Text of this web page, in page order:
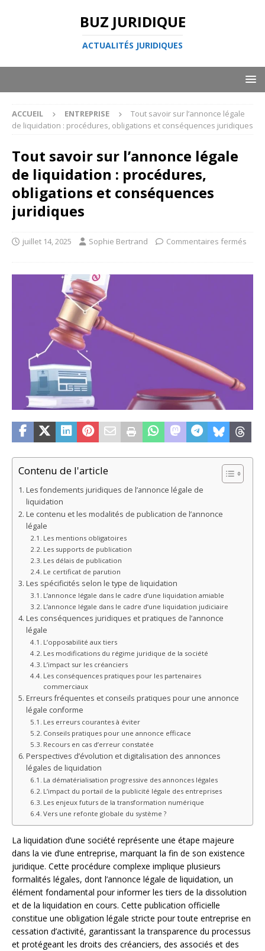
BUZ JURIDIQUE
ACTUALITÉS JURIDIQUES
ACCUEIL ENTREPRISE
Tout savoir sur l’annonce légale
de liquidation : procédures, obligations et conséquences juridiques
Tout savoir sur l’annonce légale
de liquidation : procédures,
obligations et conséquences
juridiques
juillet 14, 2025 Sophie Bertrand Commentaires fermés
Contenu de l'article
Les fondements juridiques de l’annonce légale de
liquidation
Le contenu et les modalités de publication de l’annonce
légale
Les mentions obligatoires
Les supports de publication
Les délais de publication
Le certificat de parution
Les spécificités selon le type de liquidation
L’annonce légale dans le cadre d’une liquidation amiable
L’annonce légale dans le cadre d’une liquidation judiciaire
Les conséquences juridiques et pratiques de l’annonce
légale
L’opposabilité aux tiers
Les modifications du régime juridique de la société
L’impact sur les créanciers
Les conséquences pratiques pour les partenaires
commerciaux
Erreurs fréquentes et conseils pratiques pour une annonce
légale conforme
Les erreurs courantes à éviter
Conseils pratiques pour une annonce efficace
Recours en cas d’erreur constatée
Perspectives d’évolution et digitalisation des annonces
légales de liquidation
La dématérialisation progressive des annonces légales
L’impact du portail de la publicité légale des entreprises
Les enjeux futurs de la transformation numérique
Vers une refonte globale du système ?
La liquidation d’une société représente une étape majeure
dans la vie d’une entreprise, marquant la fin de son existence
juridique. Cette procédure complexe implique plusieurs
formalités légales, dont l’annonce légale de liquidation, un
élément fondamental pour informer les tiers de la dissolution
et de la liquidation en cours. Cette publication officielle
constitue une obligation légale stricte pour toute entreprise en
cessation d’activité, garantissant la transparence du processus
et protégeant les droits des créanciers, des associés et des